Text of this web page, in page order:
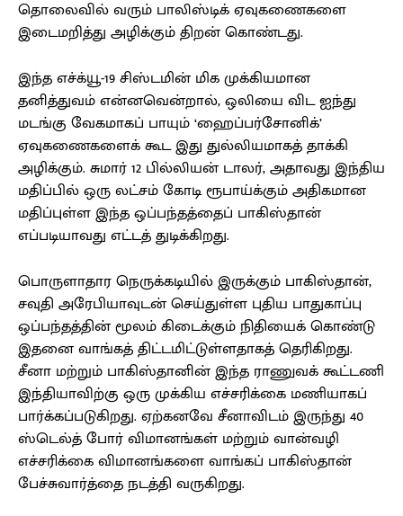
தொலைவில் வரும் பாலிஸ்டிக் ஏவுகணைகளை
இடைமறித்து அழிக்கும் திறன் கொண்டது.
இந்த எச்க்யூ-19 சிஸ்டமின் மிக முக்கியமான
தனித்துவம் என்னவென்றால், ஒலியை விட ஐந்து
மடங்கு வேகமாகப் பாயும் ‘ஹைப்பர்சோனிக்’
ஏவுகணைகளைக் கூட இது துல்லியமாகத் தாக்கி
அழிக்கும். சுமார் 12 பில்லியன் டாலர், அதாவது இந்திய
மதிப்பில் ஒரு லட்சம் கோடி ரூபாய்க்கும் அதிகமான
மதிப்புள்ள இந்த ஒப்பந்தத்தைப் பாகிஸ்தான்
எப்படியாவது எட்டத் துடிக்கிறது.
பொருளாதார நெருக்கடியில் இருக்கும் பாகிஸ்தான்,
சவுதி அரேபியாவுடன் செய்துள்ள புதிய பாதுகாப்பு
ஒப்பந்தத்தின் மூலம் கிடைக்கும் நிதியைக் கொண்டு
இதனை வாங்கத் திட்டமிட்டுள்ளதாகத் தெரிகிறது.
சீனா மற்றும் பாகிஸ்தானின் இந்த ராணுவக் கூட்டணி
இந்தியாவிற்கு ஒரு முக்கிய எச்சரிக்கை மணியாகப்
பார்க்கப்படுகிறது. ஏற்கனவே சீனாவிடம் இருந்து 40
ஸ்டெல்த் போர் விமானங்கள் மற்றும் வான்வழி
எச்சரிக்கை விமானங்களை வாங்கப் பாகிஸ்தான்
பேச்சுவார்த்தை நடத்தி வருகிறது.